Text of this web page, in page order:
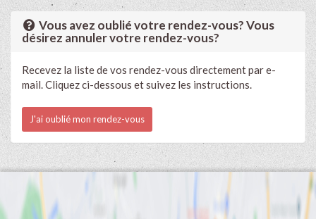
Vous avez oublié votre rendez-vous? Vous
désirez annuler votre rendez-vous?
Recevez la liste de vos rendez-vous directement par e-
mail. Cliquez ci-dessous et suivez les instructions.
J'ai oublié mon rendez-vous